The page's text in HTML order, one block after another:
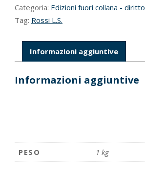
Categoria: Edizioni fuori collana - diritto
Tag: Rossi L.S.
Informazioni aggiuntive
Informazioni aggiuntive
PESO 1 kg